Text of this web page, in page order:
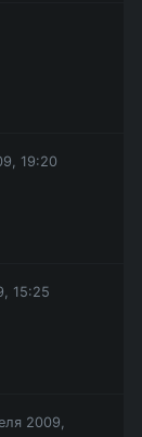
19:20
15:25
2009,